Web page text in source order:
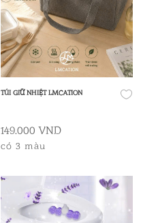
TÚI GIỮ NHIỆT LMCATION
149.000 VND
có 3 màu